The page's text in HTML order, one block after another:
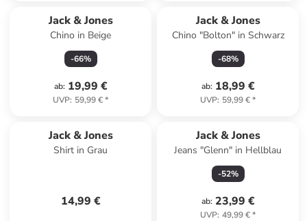
Jack & Jones
Chino in Beige
-66%
ab: 19,99 €
UVP: 59,99 €*
Jack & Jones
Chino "Bolton" in Schwarz
-68%
ab: 18,99 €
UVP: 59,99 €*
Jack & Jones
Shirt in Grau
14,99 €
Jack & Jones
Jeans "Glenn" in Hellblau
-52%
ab: 23,99 €
UVP: 49,99 €*